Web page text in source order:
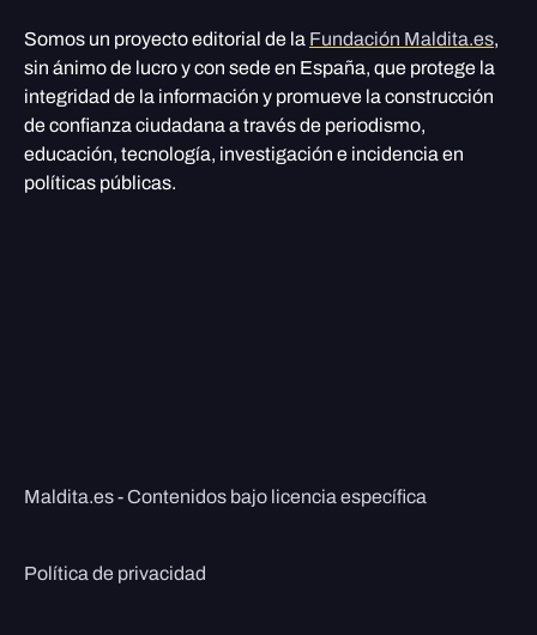
Somos un proyecto editorial de la Fundación Maldita.es,
sin ánimo de lucro y con sede en España, que protege la
integridad de la información y promueve la construcción
de confianza ciudadana a través de periodismo,
educación, tecnología, investigación e incidencia en
políticas públicas.
Maldita.es - Contenidos bajo licencia específica
Política de privacidad